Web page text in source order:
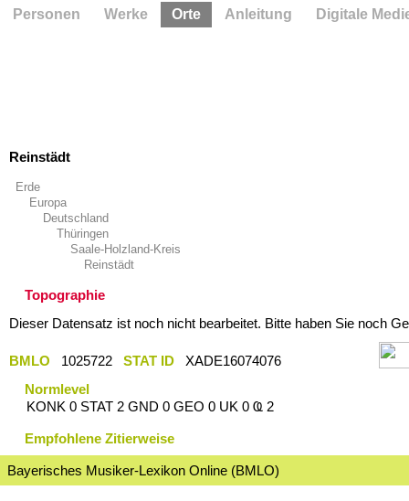
Reinstädt
Erde
Europa
Deutschland
Thüringen
Saale-Holzland-Kreis
Reinstädt
Topographie
Dieser Datensatz ist noch nicht bearbeitet. Bitte haben Sie noch
BMLO 1025722 STAT ID
XADE16074076
Normlevel
KONK 0 STAT 2 GND 0 GEO 0 UK 0 Ҩ 2
Empfohlene Zitierweise
Bayerisches Musiker-Lexikon Online (BMLO)
Personen Werke Orte Anleitung Digitale